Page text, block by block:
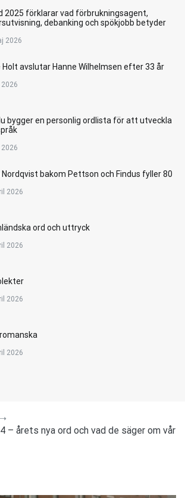
2025 förklarar vad förbrukningsagent,
debanking och spökjobb betyder
2026
Holt avslutar Hanne Wilhelmsen efter 33 år
bygger en personlig ordlista för att utveckla
Nordqvist bakom Pettson och Findus fyller 80
2026
ord och uttryck
2026
2026
2026
– årets nya ord och vad de säger om vår